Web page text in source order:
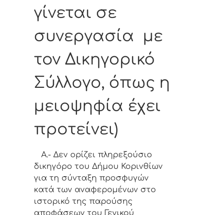
γίνεται σε
συνεργασία με
τον Δικηγορικό
Σύλλογο, όπως η
μειοψηφία έχει
προτείνει)
Α.- Δεν ορίζει πληρεξούσιο
δικηγόρο του Δήμου Κορινθίων
για τη σύνταξη προσφυγών
κατά των αναφερομένων στο
ιστορικό της παρούσης
αποφάσεων του Γενικού